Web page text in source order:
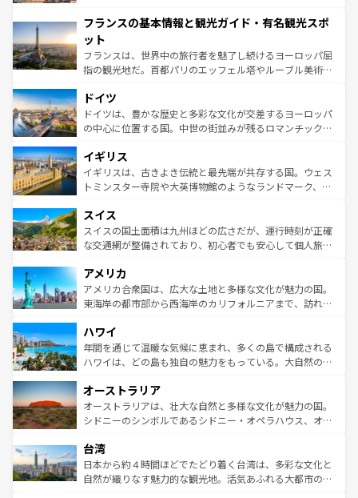
ませてくれるイタリアで、忘れられない旅をしてみよう！
なお、新着のイタリア情報は
しい。
文化が根付くこの国では、情熱的なフラメンコ、熱気あふ
れる闘牛、そして美味しいタパスが生活の一部となってい
る。首都マドリードの洗練された雰囲気や、バルセロナの
アートに溢れた街角から、地方では古代ローマ遺跡や中世
せる。地方によって風土や気候が異なるスペインはその個
性で訪れる人を魅了する。 なお、新着のスペイン情報は コ
ンテンツ一覧を参照してほしい。
フランスの基本情報と観光ガイド・有名観光スポ
ット
フランスは、世界中の旅行者を魅了し続けるヨーロッパ屈
指の観光地だ。首都パリのエッフェル塔やルーブル美術館
で、幅広い魅力が詰まっている。華麗な宮殿、歴史的な大
聖堂、美しいビーチ、そして豊かな自然が、訪れる者を心
から魅了する。また、フランスは美食の国としても知ら
いる。シャンパンの発祥地であるランス、プロヴァンスの
香り高いラベンダー畑など、多彩な楽しみ方が可能だ。さ
らに、パリ以外の地域にも魅力が溢れており、どの街角に
れる地方に足を運ぶとそれぞれで全く異なる文化を体験で
きるだろう。 なお、新着のフランス情報はコンテンツ一覧
を参照してほしい。
ドイツ
ドイツは、豊かな歴史と多彩な文化が交差するヨーロッパ
の中心に位置する国。中世の街並みが残るロマンチック街
顔を持つこの国は、どこを歩いても飽きることがない。ベ
ルリンの文化的活気、バイエルン州のアルプスの絶景、そ
してライン川沿いのワイン畑といった風景は必見。ビール
は、お酒好きな人にはぜひ体験してほしい。 なお、新着の
ドイツ情報はコンテンツ一覧を参照してほしい。
イギリス
イギリスは、古きよき伝統と最先端が共存する国。ウェス
トミンスター寺院や大英博物館のようなランドマーク、歴
リアごとに異なる魅力がある。また、優雅なアフタヌーン
ティー、ビール好きにはたまらない英国パブ、サッカー観
戦など、本場だからこそできる体験も豊富。イギリスを旅
ンツ一覧を参照してほしい。
スイス
スイスの国土面積は九州ほどの広さだが、運行時刻が正確
な交通網が整備されており、初心者でも安心して個人旅行
の建物がそのまま残る町や、スイスならではのユニークな
博物館もあり、アルプス観光だけでなく町歩きも満喫する
ことができる。国民の所得が高いため物価も高いが、旅行
ば市内交通費無料で観光を楽しむこともできる。 なお、新
着のスイス情報はコンテンツ一覧 を参照してほしい。
アメリカ
アメリカ合衆国は、広大な土地と多様な文化が魅力の国。
東海岸の都市部から西海岸のカリフォルニアまで、訪れる
のような巨大都市は、観光、ショッピング、エンターテイ
ンメントが詰まった刺激的なスポットだ。一方、アメリカ
西部には大自然が広がり、グランドキャニオンやイエロー
部のニューオーリンズでは、音楽と美食が融合した独特の
文化が魅力。旅行者はアメリカの各地域で異なる魅力を楽
しみながら、その多様性と豊かな歴史を感じることができ
ならではの贅沢な旅のスタイルだ。 なお、新着のアメリカ
情報はコンテンツ一覧を参照してほしい。
ハワイ
年間を通じて温暖な気候に恵まれ、多くの島で構成される
ハワイは、どの島も独自の魅力をもっている。大自然の神
ワイ島は見逃せない。また、定番の観光地といえばオアフ
島だが、静かな自然を求めるならマウイ島やカウアイ島が
おすすめ。エメラルドグリーンに輝く海をはじめ、豊かな
れるおもてなしの心で訪れる人々を迎えてくれるハワイの
人々、おいしいローカルフードやハワイアンミュージッ
ク、伝統的なフラダンスなど、すべてがハワイの魅力を彩
オーストラリア
オーストラリアは、壮大な自然と多様な文化が魅力の国。
シドニーのシンボルであるシドニー・オペラハウス、オー
リアリーフや大陸中央部にそびえるウルル（エアーズロッ
ク）、タスマニアの美しい原生林やケアンズの熱帯雨林な
ど、見どころがたくさん。また、カフェやワイン、オージ
台湾
日本から約４時間ほどでたどり着く台湾は、多彩な文化と
自然が織りなす魅力的な観光地。活気あふれる大都市の台